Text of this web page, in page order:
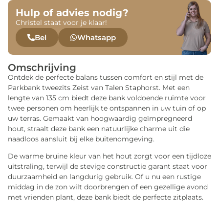
Hulp of advies nodig?
Christel staat voor je klaar!
Bel Whatsapp
Omschrijving
Ontdek de perfecte balans tussen comfort en stijl met de
Parkbank tweezits Zeist van Talen Staphorst. Met een
lengte van 135 cm biedt deze bank voldoende ruimte voor
twee personen om heerlijk te ontspannen in uw tuin of op
uw terras. Gemaakt van hoogwaardig geïmpregneerd
hout, straalt deze bank een natuurlijke charme uit die
naadloos aansluit bij elke buitenomgeving.
De warme bruine kleur van het hout zorgt voor een tijdloze
uitstraling, terwijl de stevige constructie garant staat voor
duurzaamheid en langdurig gebruik. Of u nu een rustige
middag in de zon wilt doorbrengen of een gezellige avond
met vrienden plant, deze bank biedt de perfecte zitplaats.